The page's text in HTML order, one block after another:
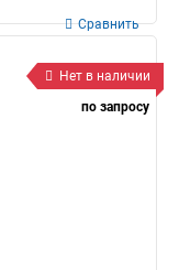
Сравнить
Нет в наличии
по запросу